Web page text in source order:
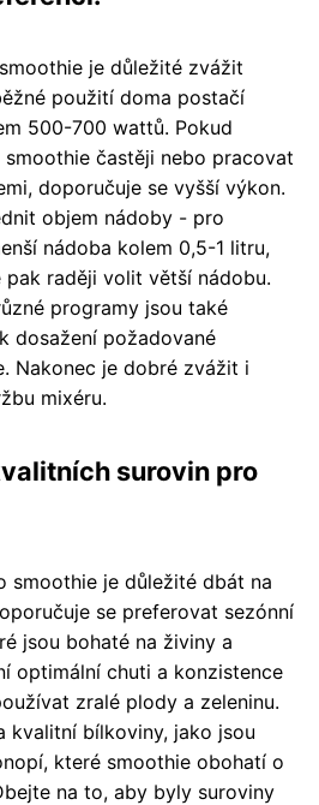
je důležité zvážit
použití doma postačí
500-700 wattů. Pokud
častěji nebo pracovat
doporučuje se vyšší výkon.
objem nádoby - pro
nádoba kolem 0,5-1 litru,
raději volit větší nádobu.
programy jsou také
dosažení požadované
Nakonec je dobré zvážit i
mixéru.
surovin pro
smoothie je důležité dbát na
se preferovat sezónní
jsou bohaté na živiny a
optimální chuti a konzistence
zralé plody a zeleninu.
kvalitní bílkoviny, jako jsou
které smoothie obohatí o
na to, aby byly suroviny